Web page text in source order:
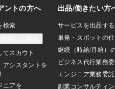
可能・テクニックや経験が一切不要・1回
の作業で数千円の報酬が狙えるそしてこ
のマニュアルでは、「1回稼いで終わり」
で終わらせない工夫もご紹介。自己アフ
ィリエイト後のス